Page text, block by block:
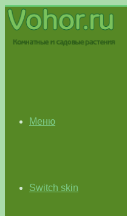
Меню
Switch skin